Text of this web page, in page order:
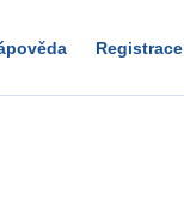
Registrace